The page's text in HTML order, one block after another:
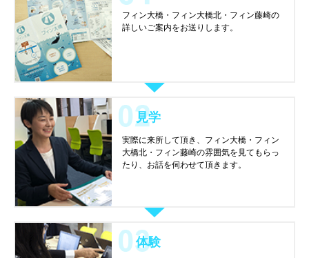
フィン大橋・フィン大橋北・フィン藤崎の
詳しいご案内をお送りします。
見学
実際に来所して頂き、フィン大橋・フィン
大橋北・フィン藤崎の雰囲気を見てもらっ
たり、お話を伺わせて頂きます。
体験